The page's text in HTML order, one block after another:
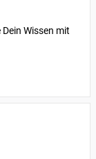
Wissen mit